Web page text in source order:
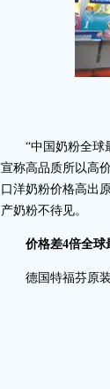
“中国奶粉全球最
宣称高品质所以高
口洋奶粉价格高出
产奶粉不待见。
价格差4倍全球
德国特福芬原装